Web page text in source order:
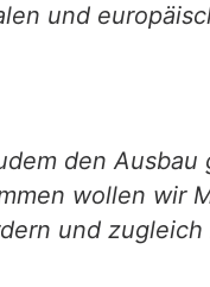
und
den
wollen wir
und